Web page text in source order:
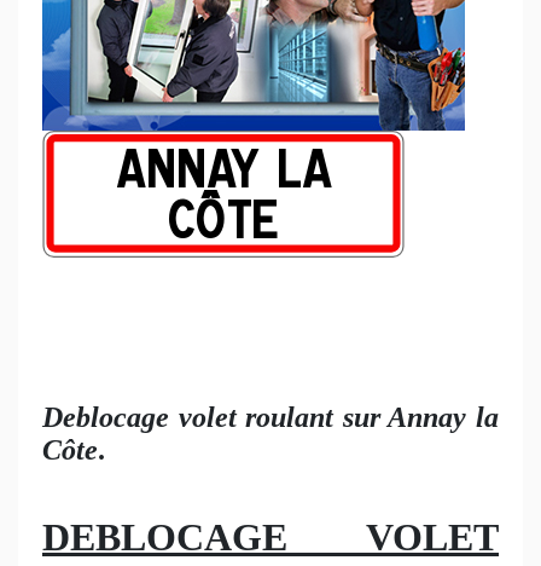
Deblocage volet roulant sur Annay la
Côte.
DEBLOCAGE VOLET